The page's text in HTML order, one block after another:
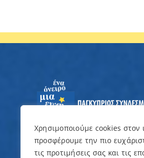
Χρησιμοποιούμε cookies στον
προσφέρουμε την πιο
τις προτιμήσεις σας και τις